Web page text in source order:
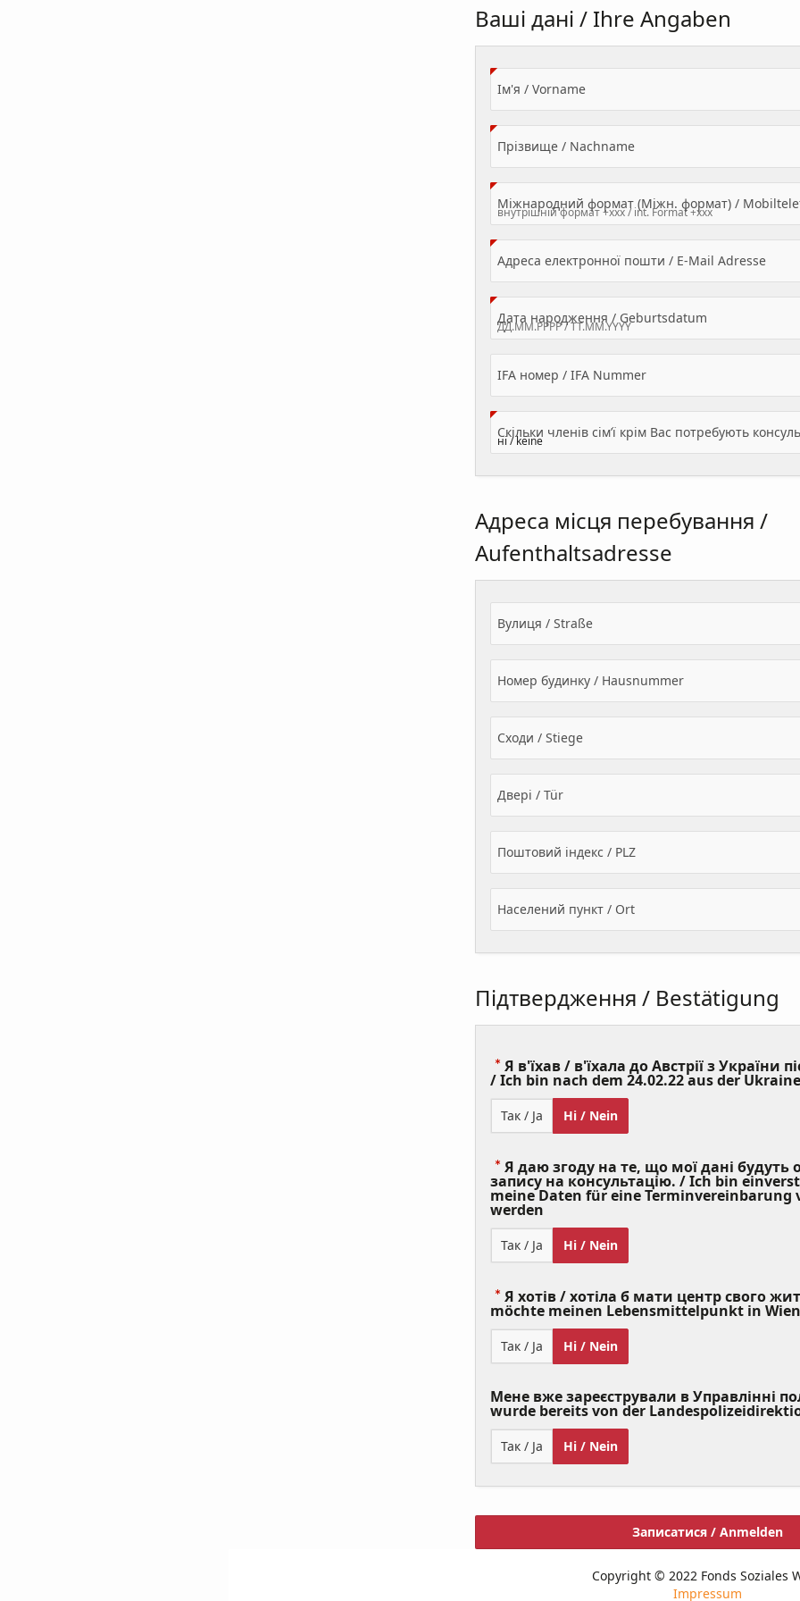
Ваші дані / Ihre Angaben
Ім'я / Vorname(Value Required)
Прізвище / Nachname(Value Required)
Міжнародний формат (Міжн. формат) /
Адреса електронної пошти / E-Mail Adresse
Дата народження / Geburtsdatum
IFA номер / IFA Nummer
Адреса місця перебування /
Aufenthaltsadresse
Вулиця / Straße
Номер будинку / Hausnummer
Сходи / Stiege
Двері / Tür
Поштовий індекс / PLZ
Населений пункт / Ort
Підтвердження / Bestätigung
Я в'їхав / в'їхала до Австрії з України
/ Ich bin nach dem 24.02.22 aus der
Так / Ja Ні / Nein
Я даю згоду на те, що мої дані будуть
запису на консультацію. / Ich bin
meine Daten für eine Terminvereinbarung
werden
Required)
Так / Ja Ні / Nein
Я хотів / хотіла б мати центр свого
möchte meinen Lebensmittelpunkt in
Так / Ja Ні / Nein
Мене вже зареєстрували в Управлінні
wurde bereits von der
Так / Ja Ні / Nein
Записатися / Anmelden
Copyright © 2022 Fonds Soziales
Impressum